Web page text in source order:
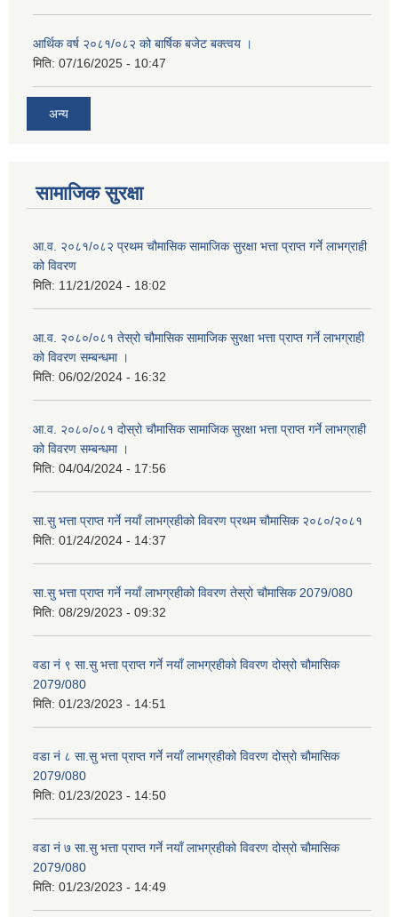
आर्थिक वर्ष २०८१/०८२ को बार्षिक बजेट बक्त्वय ।
मिति: 07/16/2025 - 10:47
अन्य
सामाजिक सुरक्षा
आ.व. २०८१/०८२ प्रथम चौमासिक सामाजिक सुरक्षा भत्ता प्राप्त गर्ने लाभग्राही
को विवरण
मिति: 11/21/2024 - 18:02
आ.व. २०८०/०८१ तेस्रो चौमासिक सामाजिक सुरक्षा भत्ता प्राप्त गर्ने लाभग्राही
को विवरण सम्बन्धमा ।
मिति: 06/02/2024 - 16:32
आ.व. २०८०/०८१ दोस्रो चौमासिक सामाजिक सुरक्षा भत्ता प्राप्त गर्ने लाभग्राही
को विवरण सम्बन्धमा ।
मिति: 04/04/2024 - 17:56
सा.सु भत्ता प्राप्त गर्ने नयाँ लाभग्रहीको विवरण प्रथम चौमासिक २०८०/२०८१
मिति: 01/24/2024 - 14:37
सा.सु भत्ता प्राप्त गर्ने नयाँ लाभग्रहीको विवरण तेस्रो चौमासिक 2079/080
मिति: 08/29/2023 - 09:32
वडा नं ९ सा.सु भत्ता प्राप्त गर्ने नयाँ लाभग्रहीको विवरण दोस्रो चौमासिक
2079/080
मिति: 01/23/2023 - 14:51
वडा नं ८ सा.सु भत्ता प्राप्त गर्ने नयाँ लाभग्रहीको विवरण दोस्रो चौमासिक
2079/080
मिति: 01/23/2023 - 14:50
वडा नं ७ सा.सु भत्ता प्राप्त गर्ने नयाँ लाभग्रहीको विवरण दोस्रो चौमासिक
2079/080
मिति: 01/23/2023 - 14:49